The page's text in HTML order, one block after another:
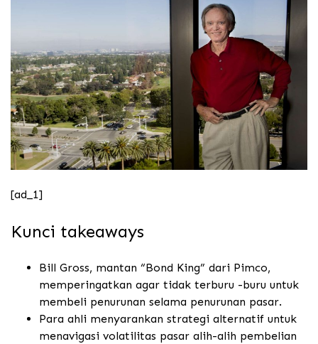
[ad_1]
Kunci takeaways
Bill Gross, mantan “Bond King” dari Pimco,
memperingatkan agar tidak terburu -buru untuk
membeli penurunan selama penurunan pasar.
Para ahli menyarankan strategi alternatif untuk
menavigasi volatilitas pasar alih-alih pembelian